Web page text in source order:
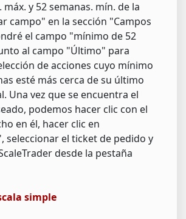
máx. y 52 semanas. mín. de la
campo" en la sección "Campos
el campo "mínimo de 52
al campo "Último" para
de acciones cuyo mínimo
esté más cerca de su último
Una vez que se encuentra el
podemos hacer clic con el
en él, hacer clic en
seleccionar el ticket de pedido y
desde la pestaña
simple